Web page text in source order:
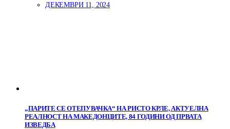
ДЕКЕМВРИ 11, 2024
„ПАРИТЕ СЕ ОТЕПУВАЧКА“ НА РИСТО КРЛЕ, АКТУЕЛНА
РЕАЛНОСТ НА МАКЕДОНЦИТЕ, 84 ГОДИНИ ОД ПРВАТА
ИЗВЕДБА